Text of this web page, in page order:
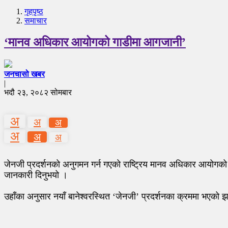
गृहपृष्‍ठ
समाचार
‘मानव अधिकार आयोगको गाडीमा आगजानी’
जनचासो खबर
|
भदौ २३, २०८२ सोमबार
अ अ अ
अ अ अ
जेनजी प्रदर्शनको अनुगमन गर्न गएको राष्ट्रिय मानव अधिकार
जानकारी दिनुभयो ।
उहाँका अनुसार नयाँ बानेश्वरस्थित ‘जेनजी’ प्रदर्शनका क्रममा